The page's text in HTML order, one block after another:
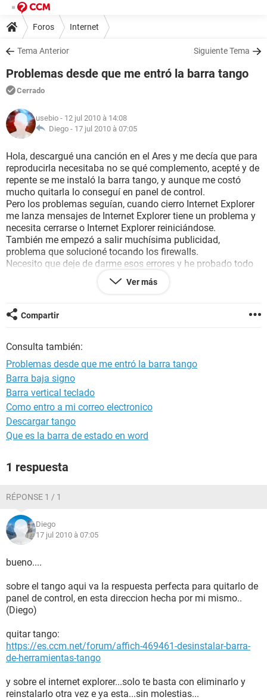
Foros Internet
Tema Anterior Siguiente Tema
Problemas desde que me entró la barra tango
Cerrado
usebio - 12 jul 2010 à 14:08
Diego - 17 jul 2010 à 07:05
Hola, descargué una canción en el Ares y me decía que para
reproducirla necesitaba no se qué complemento, acepté y de
repente se me instaló la barra tango, y aunque me costó
mucho quitarla lo conseguí en panel de control.
Pero los problemas seguían, cuando cierro Internet Explorer
me lanza mensajes de Internet Explorer tiene un problema y
necesita cerrarse o Internet Explorer reiniciándose.
También me empezó a salir muchísima publicidad,
problema que solucioné tocando los firewalls.
Necesito que deje de darme esos errores y he probado todo
lo que he visto, deshabilitar los complementos de uno en
uno, todos a la vez, he pasado el Avast, el Malwarebytes, he
venía por tenerlo activado pero no), he reestablecido la
configuración de Internet Explorer...
mano
Ver más
Compartir
Consulta también:
Problemas desde que me entró la barra tango
Barra baja signo
Barra vertical teclado
Como entro a mi correo electronico
Descargar tango
Que es la barra de estado en word
1 respuesta
RÉPONSE 1 / 1
Diego
17 jul 2010 à 07:05
bueno....
sobre el tango aqui va la respuesta perfecta para quitarlo de
panel de control, en esta direccion hecha por mi mismo..
(Diego)
quitar tango:
https://es.ccm.net/forum/affich-469461-desinstalar-barra-
de-herramientas-tango
y sobre el internet explorer...solo te basta con eliminarlo y
reinstalarlo otra vez e ya esta...sin molestias...